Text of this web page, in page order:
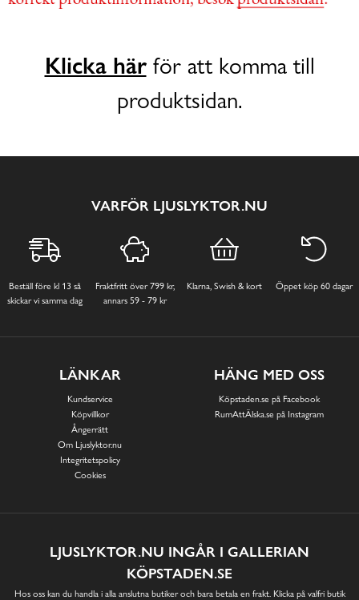
Klicka härför att komma till
produktsidan.
VARFÖR LJUSLYKTOR.NU
Beställ före kl 13 så
skickar vi samma dag
Fraktfritt över 799 kr,
annars 59 - 79 kr
Klarna, Swish & kort Öppet köp 60 dagar
LÄNKAR
Kundservice
Köpvillkor
Ångerrätt
Om Ljuslyktor.nu
Integritetspolicy
Cookies
HÄNG MED OSS
Köpstaden.se på Facebook
RumAttÄlska.se på Instagram
LJUSLYKTOR.NU INGÅR I GALLERIAN
KÖPSTADEN.SE
Hos oss kan du handla i alla anslutna butiker och bara betala en frakt. Klicka på valfri butik